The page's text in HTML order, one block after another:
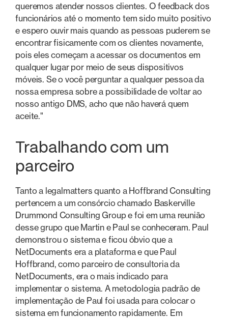
queremos atender nossos clientes. O feedback dos
funcionários até o momento tem sido muito positivo
e espero ouvir mais quando as pessoas puderem se
encontrar fisicamente com os clientes novamente,
pois eles começam a acessar os documentos em
qualquer lugar por meio de seus dispositivos
móveis. Se o você perguntar a qualquer pessoa da
nossa empresa sobre a possibilidade de voltar ao
nosso antigo DMS, acho que não haverá quem
aceite."
Trabalhando com um
parceiro
Tanto a legalmatters quanto a Hoffbrand Consulting
pertencem a um consórcio chamado Baskerville
Drummond Consulting Group e foi em uma reunião
desse grupo que Martin e Paul se conheceram. Paul
demonstrou o sistema e ficou óbvio que a
NetDocuments era a plataforma e que Paul
Hoffbrand, como parceiro de consultoria da
NetDocuments, era o mais indicado para
implementar o sistema. A metodologia padrão de
implementação de Paul foi usada para colocar o
sistema em funcionamento rapidamente. Em